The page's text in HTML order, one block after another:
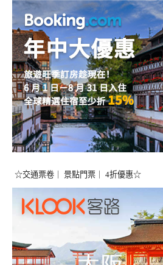
☆交通票卷｜ 景點門票｜ 4折優惠☆